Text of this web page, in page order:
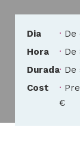
Dia
De
Hora
De
Durada De
Cost
€